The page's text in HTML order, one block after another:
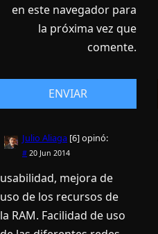
en este navegador para
la próxima vez que
comente.
Julio Aliaga [6]opinó:
# 20 Jun 2014
usabilidad, mejora de
uso de los recursos de
la RAM. Facilidad de uso